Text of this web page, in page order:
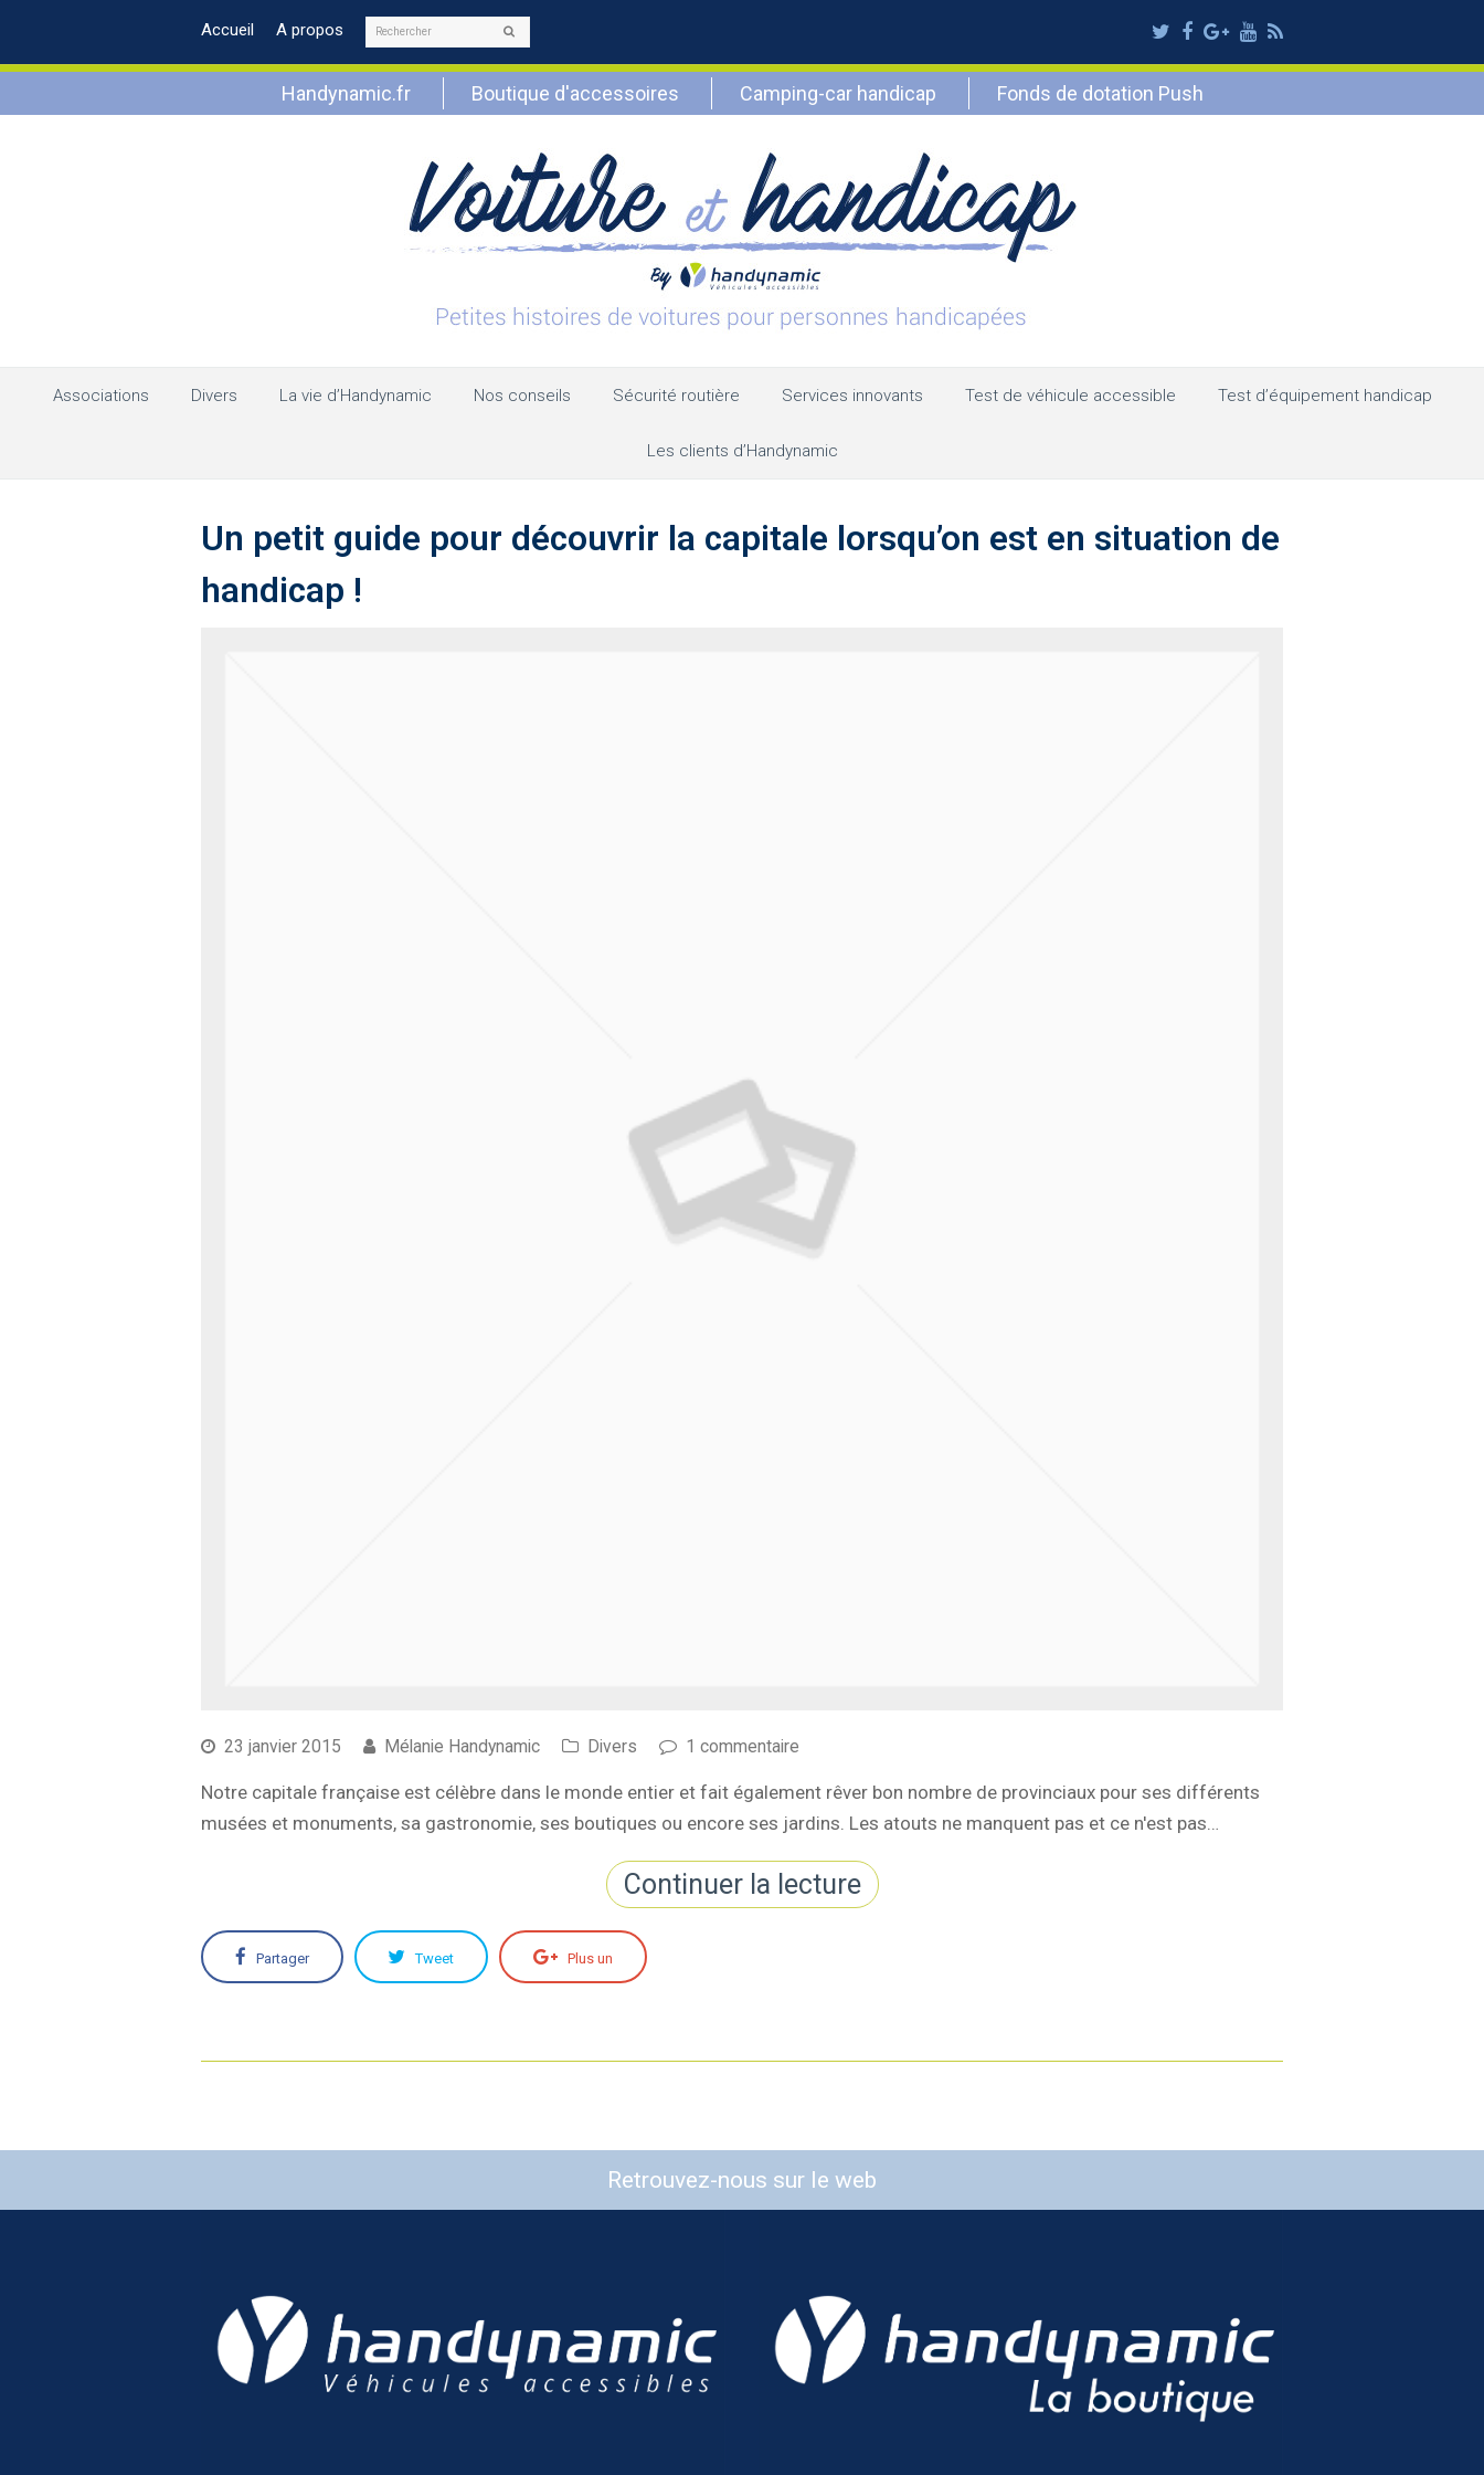
Accueil A propos Rechercher Twitter
Facebook
Google
Plus
Youtube
RSS
Handynamic.fr Boutique d'accessoires Camping-car handicap Fonds de dotation Push
Associations Divers La vie d’Handynamic Nos conseils Sécurité routière Services innovants Test de véhicule accessible Test d’équipement handicap
Les clients d’Handynamic
Un petit guide pour découvrir la capitale lorsqu’on est en situation de
handicap !
23 janvier 2015 Mélanie Handynamic Divers 1 commentaire
Notre capitale française est célèbre dans le monde entier et fait également rêver bon nombre de provinciaux pour ses différents
musées et monuments, sa gastronomie, ses boutiques ou encore ses jardins. Les atouts ne manquent pas et ce n'est pas…
Continuer la lecture
Partager Tweet Plus un
Retrouvez-nous sur le web